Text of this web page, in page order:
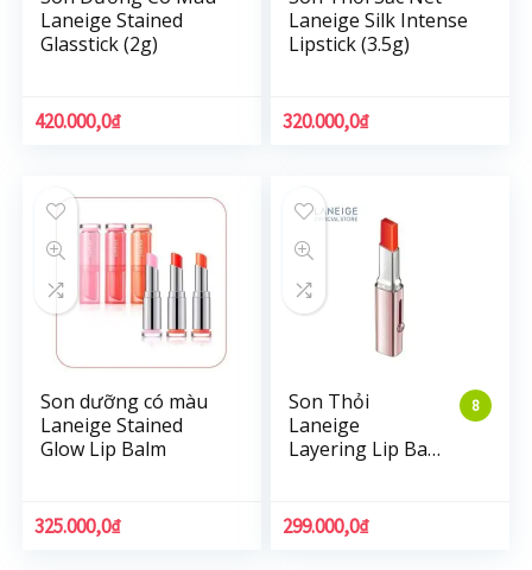
Laneige Stained
Glasstick (2g)
420.000,0₫
Laneige Silk Intense
Lipstick (3.5g)
320.000,0₫
Son dưỡng có màu
Laneige Stained
Glow Lip Balm
325.000,0₫
8
Son Thỏi
Laneige
Layering Lip Bar
299.000,0₫